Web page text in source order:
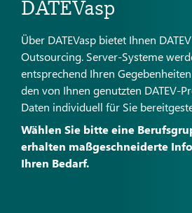
DATEVasp
Über DATEVasp bietet Ihnen
Outsourcing. Server-Systeme
entsprechend Ihren
den von Ihnen genutzten DATEV-
Daten individuell für Sie
Wählen Sie bitte eine
erhalten maßgeschneiderte
Ihren Bedarf.